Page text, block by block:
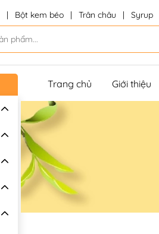
| Bột kem béo | Trân châu | Syrup
Trang chủ Giới thiệu